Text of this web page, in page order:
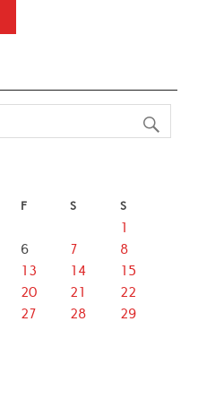
F S S
1
6 7
8
13 14
15
20 21
22
27 28
29